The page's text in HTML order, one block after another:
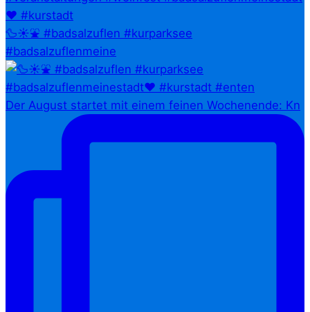
🦆☀️⛲ #badsalzuflen #kurparksee
#badsalzuflenmeine
Der August startet mit einem feinen Wochenende: Kn